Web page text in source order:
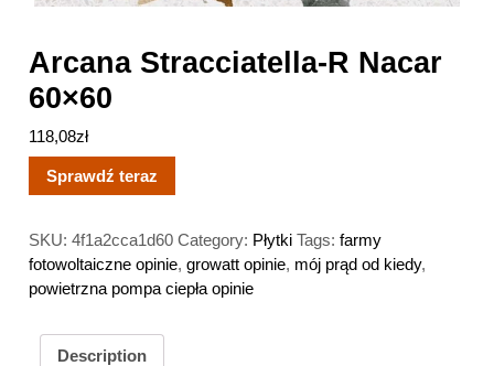
Arcana Stracciatella-R Nacar
60×60
118,08zł
Sprawdź teraz
SKU:4f1a2cca1d60 Category: Płytki Tags:farmy
fotowoltaiczne opinie,growatt opinie, mój prąd od kiedy,
powietrzna pompa ciepła opinie
Description